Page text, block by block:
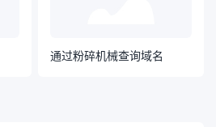
通过粉碎机械查询域名